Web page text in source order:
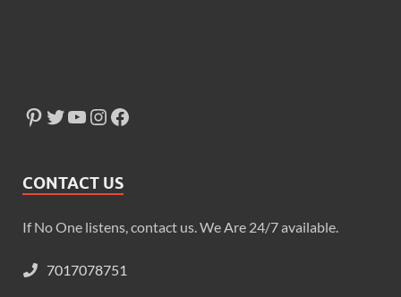
CONTACT US
If No One listens, contact us. We Are 24/7 available.
7017078751